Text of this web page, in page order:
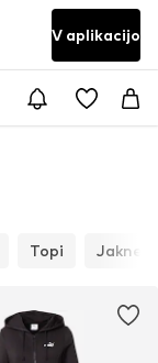
V aplikacijo
Topi Jakne